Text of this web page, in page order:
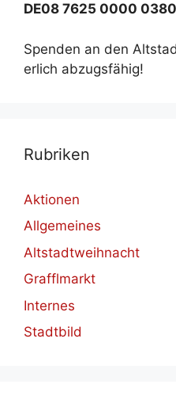
DE08 7625 0000
Spen­den an den
er­lich ab­zugs­fä­hig!
Ru­bri­ken
Aktionen
Allgemeines
Altstadtweihnacht
Grafflmarkt
Internes
Stadtbild